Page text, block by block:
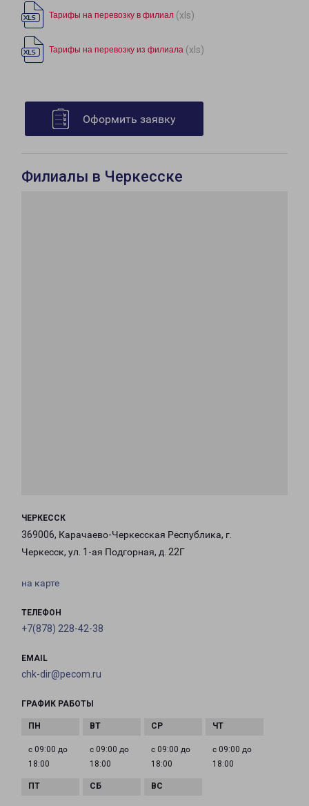
Тарифы на перевозку в филиал (xls)
Тарифы на перевозку из филиала (xls)
Оформить заявку
Филиалы в Черкесске
ЧЕРКЕССК
369006, Карачаево-Черкесская Республика, г.
Черкесск, ул. 1-ая Подгорная, д. 22Г
на карте
ТЕЛЕФОН
+7(878) 228-42-38
EMAIL
chk-dir@pecom.ru
ГРАФИК РАБОТЫ
с 09:00 до
18:00
с 09:00 до
18:00
с 09:00 до
18:00
с 09:00 до
18:00